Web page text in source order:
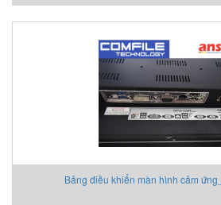
Bảng điều khiển màn hình cảm